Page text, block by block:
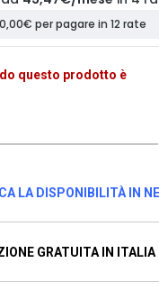
questo prodotto è
LA DISPONIBILITÀ IN
GRATUITA IN ITALIA